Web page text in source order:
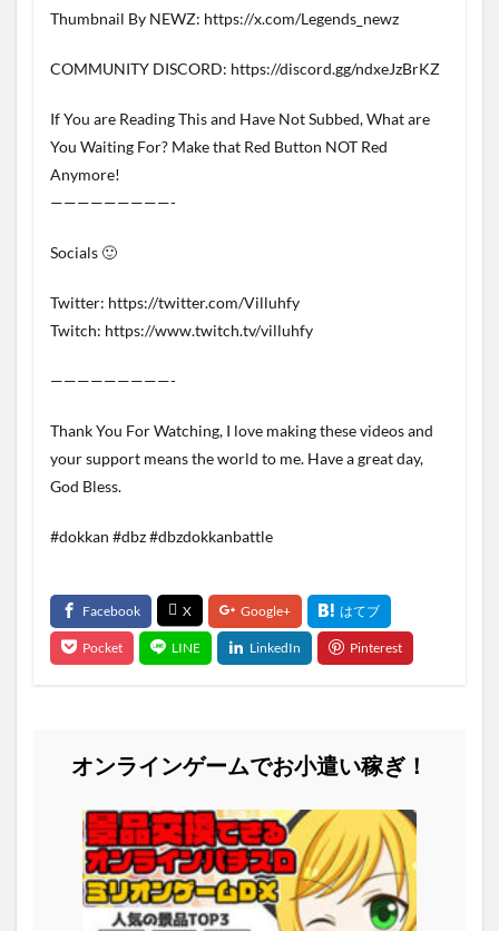
Thumbnail By NEWZ: https://x.com/Legends_newz
COMMUNITY DISCORD: https://discord.gg/ndxeJzBrKZ
If You are Reading This and Have Not Subbed, What are
You Waiting For? Make that Red Button NOT Red
Anymore!
—————————-
Socials 🙂
Twitter: https://twitter.com/Villuhfy
Twitch: https://www.twitch.tv/villuhfy
—————————-
Thank You For Watching, I love making these videos and
your support means the world to me. Have a great day,
God Bless.
#dokkan #dbz #dbzdokkanbattle
オンラインゲームでお小遣い稼ぎ！